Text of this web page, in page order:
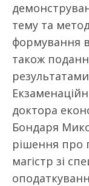
тему та
формування
також
доктора
Бондаря
рішення про
магістр зі